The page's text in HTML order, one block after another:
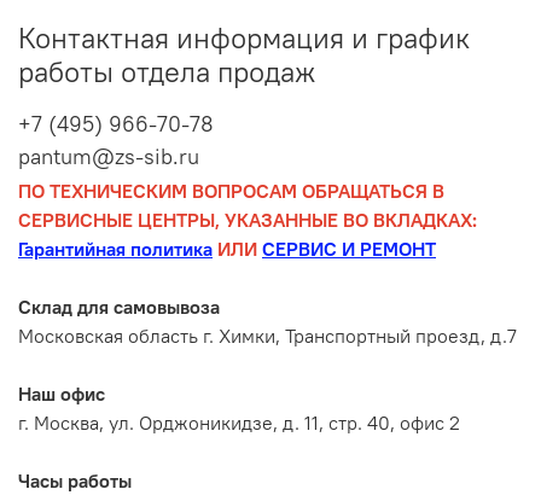
Контактная информация и график
работы отдела продаж
+7 (495) 966-70-78
pantum@zs-sib.ru
ПО ТЕХНИЧЕСКИМ ВОПРОСАМ ОБРАЩАТЬСЯ В
СЕРВИСНЫЕ ЦЕНТРЫ, УКАЗАННЫЕ ВО ВКЛАДКАХ:
Гарантийная политика ИЛИ СЕРВИС И РЕМОНТ
Склад для самовывоза
Московская область г. Химки, Транспортный проезд, д.7
Наш офис
г. Москва, ул. Орджоникидзе, д. 11, стр. 40, офис 2
Часы работы